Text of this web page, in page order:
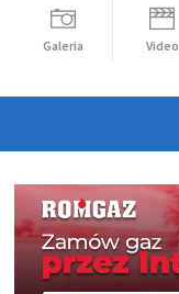
Galeria Video